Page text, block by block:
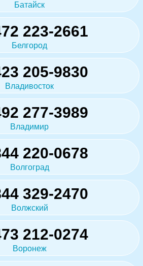
Батайск
223-2661
Белгород
205-9830
Владивосток
277-3989
Владимир
220-0678
Волгоград
329-2470
Волжский
212-0274
Воронеж